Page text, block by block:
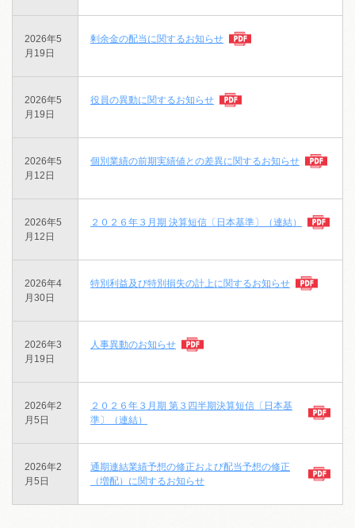
2026年5
月19日
剰余金の配当に関するお知らせ
2026年5
月19日
役員の異動に関するお知らせ
2026年5
月12日
個別業績の前期実績値との差異に関するお知らせ
2026年5
月12日
２０２６年３月期 決算短信〔日本基準〕（連結）
2026年4
月30日
特別利益及び特別損失の計上に関するお知らせ
2026年3
月19日
人事異動のお知らせ
2026年2
月5日
２０２６年３月期 第３四半期決算短信〔日本基
準〕（連結）
2026年2
月5日
通期連結業績予想の修正および配当予想の修正
（増配）に関するお知らせ